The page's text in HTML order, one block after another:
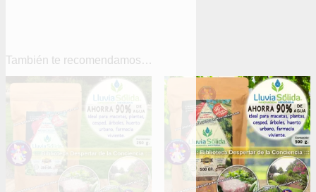
También te recomendamos…